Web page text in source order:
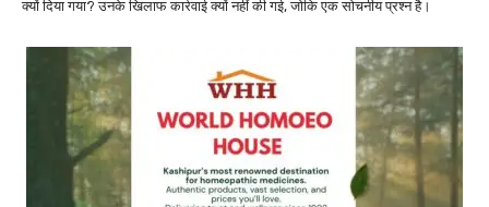
क्यों दिया गया? उनके खिलाफ कार्रवाई क्यों नहीं की गई, जोकि एक सोचनीय प्रश्न है।